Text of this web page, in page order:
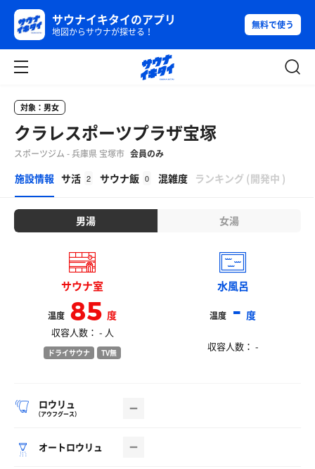
サウナイキタイのアプリ
地図からサウナが探せる！
無料で使う
対象：男女
クラレスポーツプラザ宝塚
スポーツジム - 兵庫県 宝塚市 会員のみ
施設情報 サ活 2 サウナ飯 0 混雑度 ランキング (開発中 )
男湯 女湯
サウナ室
温度 85度
収容人数： - 人
ドライサウナ TV無
水風呂
温度 -度
収容人数： -
ロウリュ
（アウフグース）
オートロウリュ